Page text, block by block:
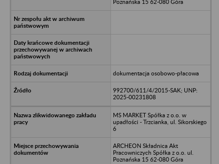
Poznańska 15 62-080 Góra
dokumentacja osobowo-płacowa
992700/611/4/2015-SAK; UNP:
2025-00231808
MS MARKET Spółka z o.o. w
upadłości - Trzcianka, ul. Sikorskiego
6
ARCHEON Składnica Akt
Pracowniczych Spółka z o.o. ul.
Poznańska 15 62-080 Góra